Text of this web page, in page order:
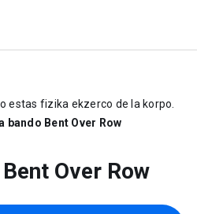
estas fizika ekzerco de la korpo.
bando Bent Over Row
Over Row